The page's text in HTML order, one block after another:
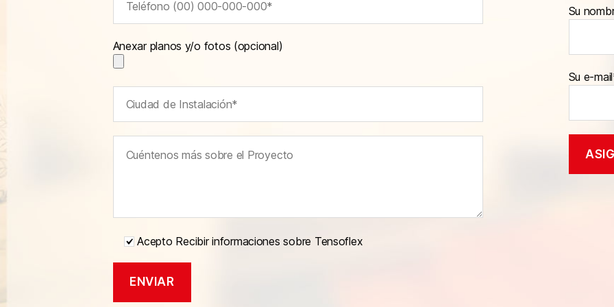
Anexar planos y/o fotos (opcional)
Acepto Recibir informaciones sobre Tensoflex
Su
Su e-